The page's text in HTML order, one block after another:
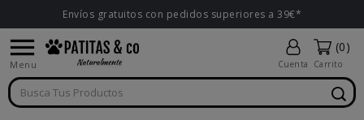
Envíos gratuitos con pedidos superiores a 39€*

Menu Cuenta
(0)
Carrito